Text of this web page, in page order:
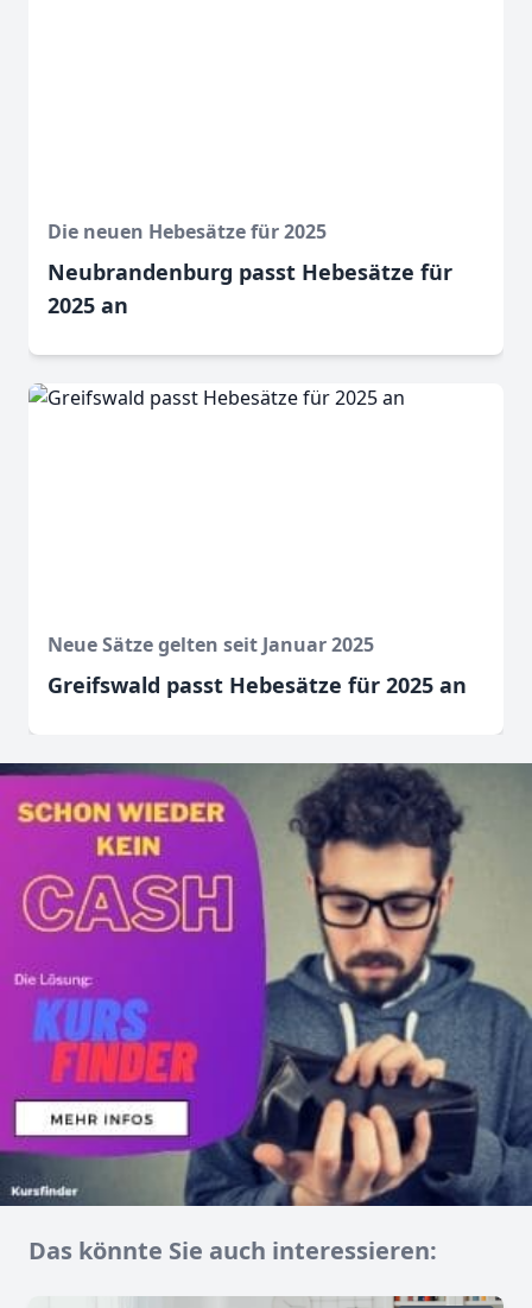
Die neuen Hebesätze für 2025
Neubrandenburg passt Hebesätze für
2025 an
Neue Sätze gelten seit Januar 2025
Greifswald passt Hebesätze für 2025 an
Das könnte Sie auch interessieren: